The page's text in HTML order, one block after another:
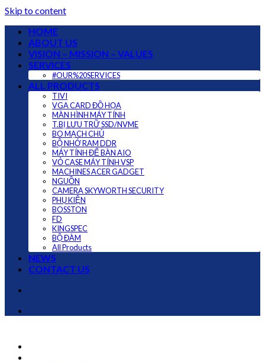
Skip to content
HOME
ABOUT US
VISION – MISSION – VALUES
SERVICES
#OUR%20SERVICES
ALL PRODUCTS
TIVI
VGA CARD ĐỒ HỌA
MÀN HÌNH MÁY TÍNH
T.BỊ LƯU TRỮ SSD/NVME
BO MẠCH CHỦ
BỘ NHỚ RAM DDR
MÁY TÍNH ĐỂ BÀN AIO
VỎ CASE MÁY TÍNH VSP
MACHINES ACER GADGET
NGUỒN
CAMERA SKYWORTH SECURITY
PHỤ KIỆN
BOSSTON
FD
KINGSPEC
BỘ ĐÀM
All Products
NEWS
CONTACT US